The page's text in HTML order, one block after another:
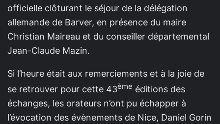
officielle clôturant le séjour de la délégation
allemande de Barver, en présence du maire
Christian Maireau et du conseiller départemental
Jean-Claude Mazin.
Si l’heure était aux remerciements et à la joie de
se retrouver pour cette 43ème éditions des
échanges, les orateurs n’ont pu échapper à
l’évocation des évènements de Nice, Daniel Gorin